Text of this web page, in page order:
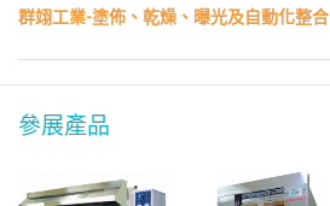
群翊工業-塗佈、乾燥、曝光及自動化整合
參展產品